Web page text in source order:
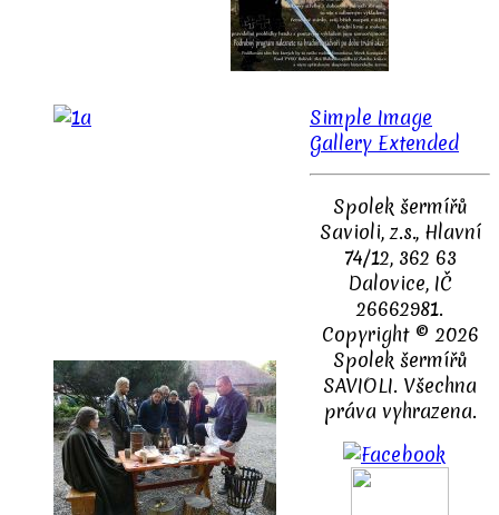
Simple Image
Gallery Extended
Spolek šermířů
Savioli, z.s., Hlavní
74/12, 362 63
Dalovice, IČ
26662981.
Copyright © 2026
Spolek šermířů
SAVIOLI. Všechna
práva vyhrazena.